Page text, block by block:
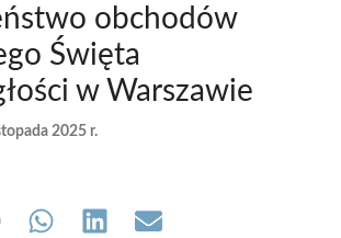
obchodów
Święta
w Warszawie
2025 r.
Share Share Share